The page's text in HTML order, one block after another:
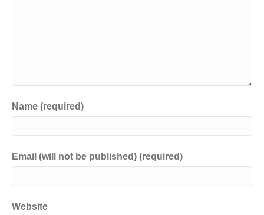
Name (required)
Email (will not be published) (required)
Website